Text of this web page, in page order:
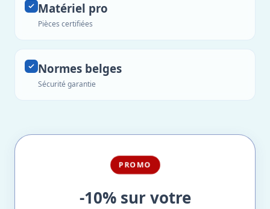
Matériel pro
Pièces certifiées
Normes belges
Sécurité garantie
PROMO
-10% sur votre